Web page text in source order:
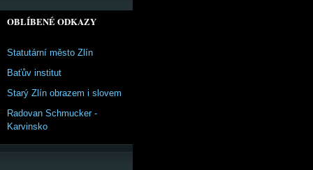
OBLÍBENÉ ODKAZY
Statutární město Zlín
Baťův institut
Starý Zlín obrazem i slovem
Radovan Schmucker -
Karvinsko